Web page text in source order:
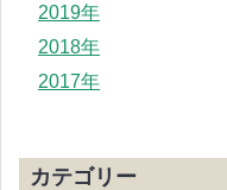
2019年
2018年
2017年
カテゴリー